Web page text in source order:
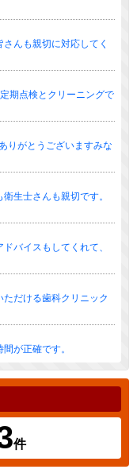
んも親切に対応してく
期点検とクリーニングで
りがとうございますみな
生士さんも親切です。
バイスもしてくれて、
だける歯科クリニック
が正確です。
件